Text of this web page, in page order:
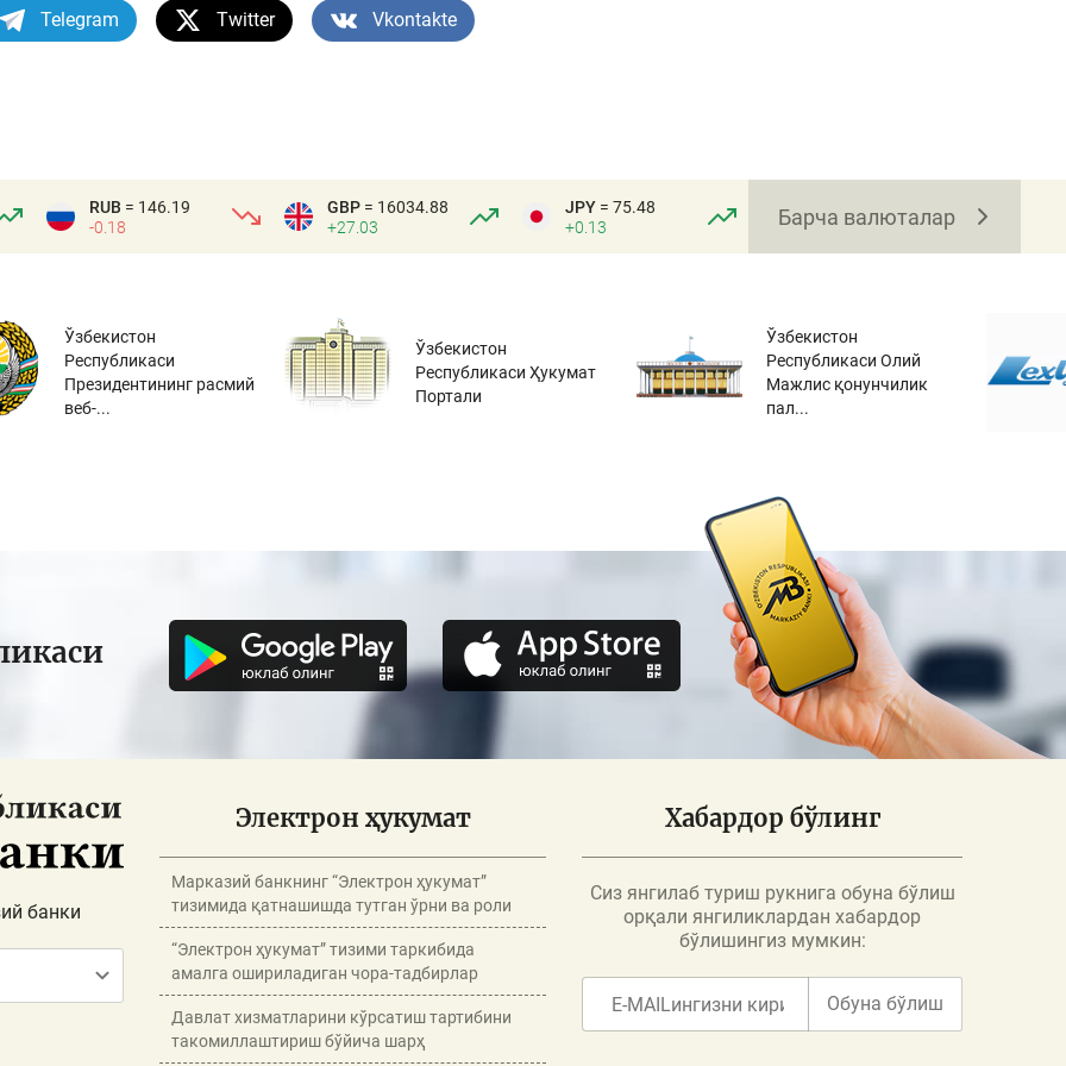
Telegram Twitter Vkontakte
RUB = 146.19
-0.18
GBP = 16034.88
+27.03
JPY = 75.48
+0.13
Барча валюталар
Ўзбекистон
Республикаси
Президентининг расмий
веб-...
Ўзбекистон
Республикаси Ҳукумат
Портали
Ўзбекистон
Республикаси Олий
Мажлис қонунчилик
пал...
банки
Электрон ҳукумат
Марказий банкнинг “Электрон ҳукумат”
тизимида қатнашишда тутган ўрни ва роли
“Электрон ҳукумат” тизими таркибида
амалга ошириладиган чора-тадбирлар
Давлат хизматларини кўрсатиш тартибини
такомиллаштириш бўйича шарҳ
Хабардор бўлинг
Сиз янгилаб туриш рукнига обуна бўлиш
орқали янгиликлардан хабардор
бўлишингиз мумкин:
Обуна бўлиш